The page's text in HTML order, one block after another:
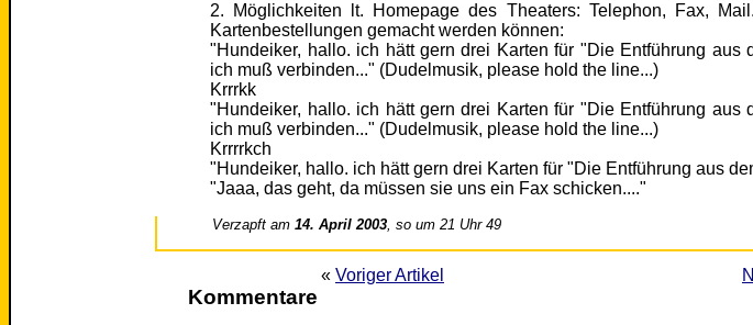
2. Möglichkeiten lt. Homepage des Theaters: Telephon, Fax,
Kartenbestellungen gemacht werden können:
"Hundeiker, hallo. ich hätt gern drei Karten für "Die Entführung aus
ich muß verbinden..." (Dudelmusik, please hold the line...)
Krrrkk
"Hundeiker, hallo. ich hätt gern drei Karten für "Die Entführung aus
ich muß verbinden..." (Dudelmusik, please hold the line...)
Krrrrkch
"Hundeiker, hallo. ich hätt gern drei Karten für "Die Entführung aus
"Jaaa, das geht, da müssen sie uns ein Fax schicken...."
Verzapft am14. April 2003, so um 21 Uhr 49
« Voriger Artikel
Kommentare